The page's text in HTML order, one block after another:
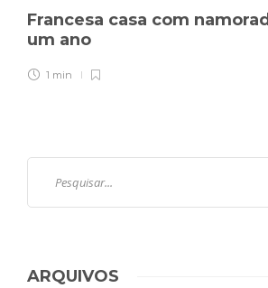
Francesa casa com
um ano
1 min
ARQUIVOS